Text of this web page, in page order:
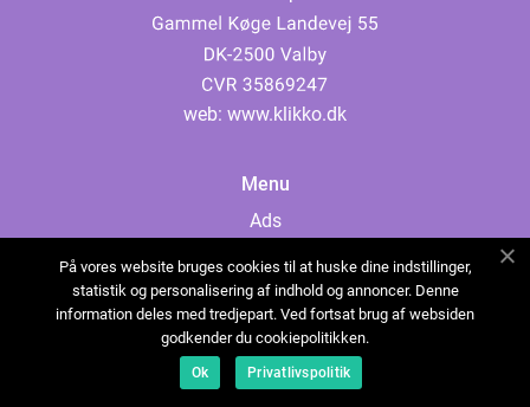
web: www.klikko.dk
Menu
Ads
Cookies
Contact
Sitemap
På vores website bruges cookies til at huske dine indstillinger,
statistik og personalisering af indhold og annoncer. Denne
information deles med tredjepart. Ved fortsat brug af websiden
godkender du cookiepolitikken.
Ok Privatlivspolitik